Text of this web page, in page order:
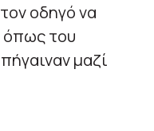
οδηγό να
όπως του
μαζί